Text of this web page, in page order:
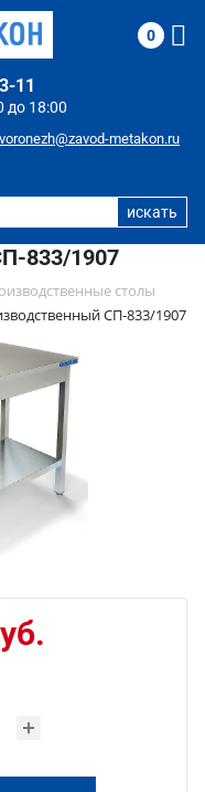
до 18:00
11
voronezh@zavod-metakon.ru
0
833/1907
столы
СП-833/1907